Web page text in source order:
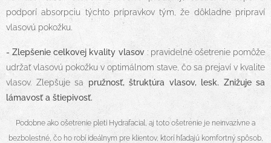
podporí absorpciu týchto prípravkov tým, že dôkladne pripraví
vlasovú pokožku.
- Zlepšenie celkovej kvality vlasov : pravidelné ošetrenie pomôže
udržať vlasovú pokožku v optimálnom stave, čo sa prejaví v kvalite
vlasov. Zlepšuje sa pružnosť, štruktúra vlasov, lesk. Znižuje sa
lámavosť a štiepivosť.
Podobne ako ošetrenie pleti Hydrafacial, aj toto ošetrenie je neinvazívne a
bezbolestné, čo ho robí ideálnym pre klientov, ktorí hľadajú komfortný spôsob,